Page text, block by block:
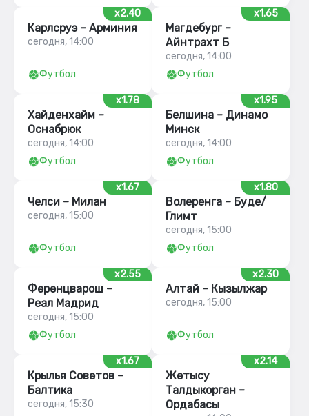
x2.40
Карлсруэ – Арминия
сегодня, 14:00
Футбол
x1.65
Магдебург –
Айнтрахт Б
сегодня, 14:00
Футбол
x1.78
Хайденхайм –
Оснабрюк
сегодня, 14:00
Футбол
x1.95
Белшина – Динамо
Минск
сегодня, 14:00
Футбол
x1.67
Челси – Милан
сегодня, 15:00
Футбол
x1.80
Волеренга – Буде/
Глимт
сегодня, 15:00
Футбол
x2.55
Ференцварош –
Реал Мадрид
сегодня, 15:00
Футбол
x2.30
Алтай – Кызылжар
сегодня, 15:00
Футбол
x1.67
Крылья Советов –
Балтика
сегодня, 15:30
x2.14
Жетысу
Талдыкорган –
Ордабасы